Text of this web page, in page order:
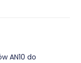
AN10 do